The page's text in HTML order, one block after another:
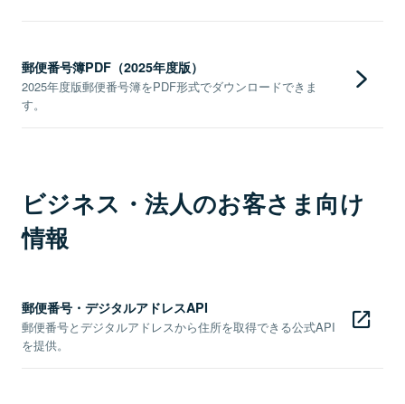
郵便番号簿PDF（2025年度版）
2025年度版郵便番号簿をPDF形式でダウンロードできま
す。
ビジネス・法人のお客さま向け
情報
郵便番号・デジタルアドレスAPI
郵便番号とデジタルアドレスから住所を取得できる公式API
を提供。